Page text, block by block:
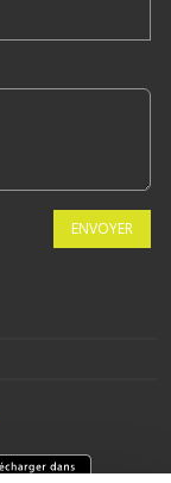
ENVOYER